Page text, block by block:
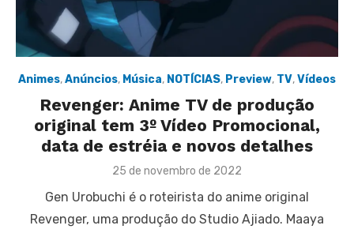
Animes,Anúncios, Música, NOTÍCIAS, Preview, TV,Vídeos
Revenger: Anime TV de produção
original tem 3º Vídeo Promocional,
data de estréia e novos detalhes
Posted
25 de novembro de 2022
Gen Urobuchi é o roteirista do anime original
Revenger, uma produção do Studio Ajiado. Maaya